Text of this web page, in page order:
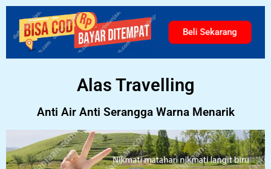
Beli Sekarang
Alas Travelling
Anti Air Anti Serangga Warna Menarik